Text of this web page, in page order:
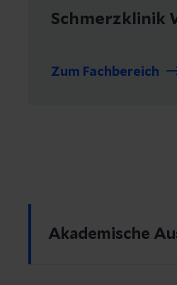
Schmerzklinik
Zum Fachbereich
Akademische